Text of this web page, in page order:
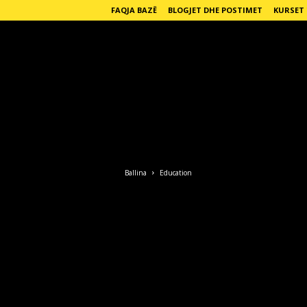
FAQJA BAZË BLOGJET DHE POSTIMET
Ballina Education